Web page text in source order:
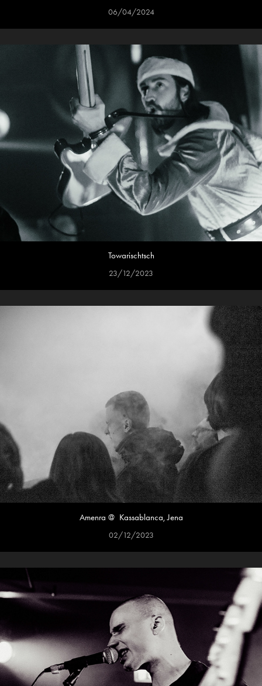
06/04/2024
Towarischtsch
23/12/2023
Amenra @  Kassablanca, Jena
02/12/2023